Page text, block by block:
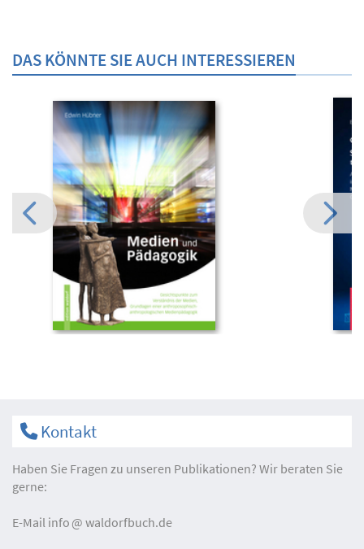
DAS KÖNNTE SIE AUCH INTERESSIEREN
Kontakt
Haben Sie Fragen zu unseren Publikationen? Wir beraten Sie
gerne:
E-Mail info waldorfbuch.de